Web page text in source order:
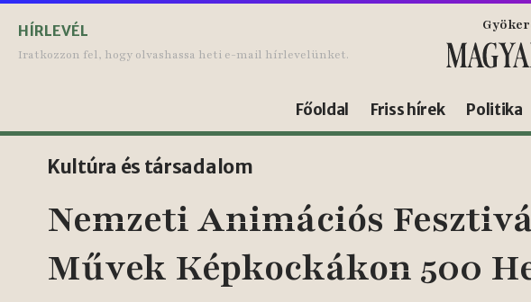
HÍRLEVÉL
Iratkozzon fel, hogy olvashassa heti e-mail hírlevelünket.
Főoldal Friss hírek Politika
Kultúra és társadalom
Nemzeti Animációs
Művek Képkockákon 500